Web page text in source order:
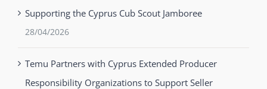
Supporting the Cyprus Cub Scout Jamboree
28/04/2026
Temu Partners with Cyprus Extended Producer
Responsibility Organizations to Support Seller